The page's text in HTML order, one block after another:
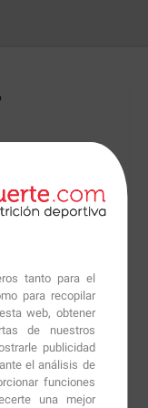
tanto para el
para recopilar
web, obtener
de nuestros
publicidad
el análisis de
funciones
una mejor
un
para
patentada de
con un gran
la oxidación
de la piel
y de la dermis
y al